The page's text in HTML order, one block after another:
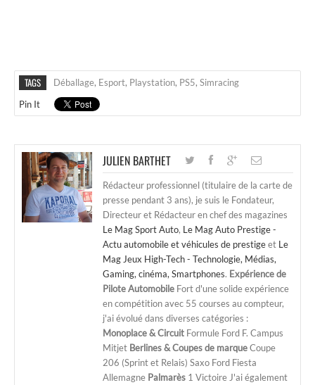
TAGS Déballage, Esport, Playstation, PS5, Simracing
Pin It
JULIEN BARTHET
Rédacteur professionnel (titulaire de la carte de
presse pendant 3 ans), je suis le Fondateur,
Directeur et Rédacteur en chef des magazines
Le Mag Sport Auto, Le Mag Auto Prestige -
Actu automobile et véhicules de prestigeet Le
Mag Jeux High-Tech - Technologie, Médias,
Gaming, cinéma, Smartphones. Expérience de
Pilote Automobile Fort d'une solide expérience
en compétition avec 55 courses au compteur,
j'ai évolué dans diverses catégories :
Monoplace & Circuit Formule Ford F. Campus
Mitjet Berlines & Coupes de marqueCoupe
206 (Sprint et Relais) Saxo Ford Fiesta
Allemagne Palmarès 1 Victoire J'ai également